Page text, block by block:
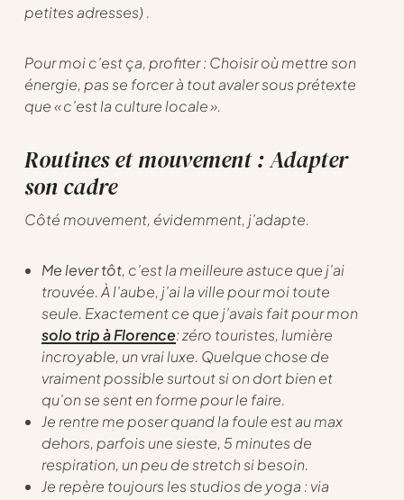
petites adresses) .
Pour moi c’est ça, profiter : Choisir où mettre son
énergie, pas se forcer à tout avaler sous prétexte
que « c’est la culture locale ».
Routines et mouvement : Adapter
son cadre
Côté mouvement, évidemment, j’adapte.
Me lever tôt, c’est la meilleure astuce que j’ai
trouvée. À l’aube, j’ai la ville pour moi toute
seule. Exactement ce que j’avais fait pour mon
solo trip à Florence: zéro touristes, lumière
incroyable, un vrai luxe. Quelque chose de
vraiment possible surtout si on dort bien et
qu’on se sent en forme pour le faire.
Je rentre me poser quand la foule est au max
dehors, parfois une sieste, 5 minutes de
respiration, un peu de stretch si besoin.
Je repère toujours les studios de yoga : via